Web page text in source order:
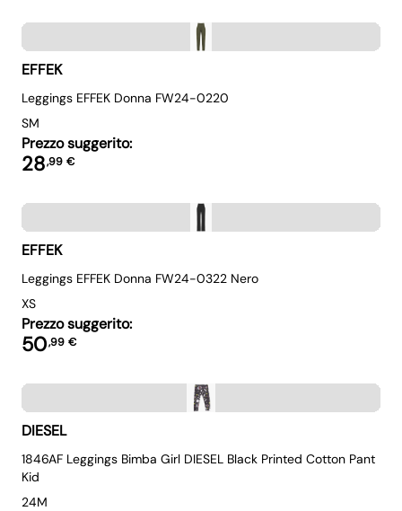
EFFEK
Leggings EFFEK Donna FW24-0220
SM
Prezzo suggerito:
28,99 €
EFFEK
Leggings EFFEK Donna FW24-0322 Nero
XS
Prezzo suggerito:
50,99 €
DIESEL
1846AF Leggings Bimba Girl DIESEL Black Printed Cotton Pant
Kid
24M